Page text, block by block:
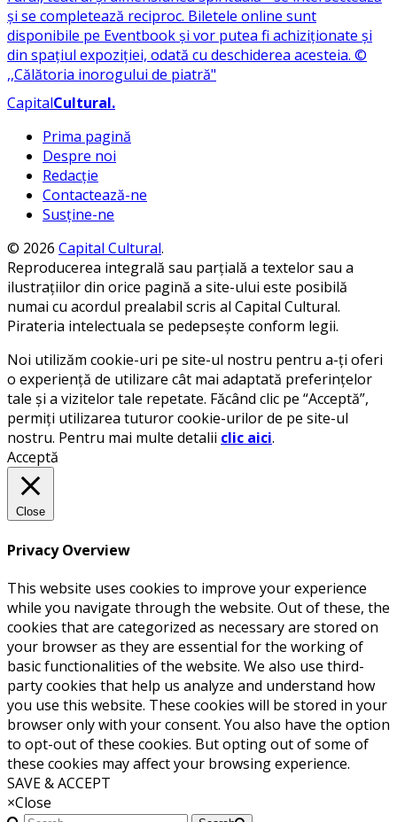
CapitalCultural.
Prima pagină
Despre noi
Redacție
Contactează-ne
Susține-ne
© 2026 Capital Cultural.
Reproducerea integrală sau parțială a textelor sau a
ilustrațiilor din orice pagină a site-ului este posibilă
numai cu acordul prealabil scris al Capital Cultural.
Pirateria intelectuala se pedepsește conform legii.
Noi utilizăm cookie-uri pe site-ul nostru pentru a-ți oferi
o experiență de utilizare cât mai adaptată preferințelor
tale și a vizitelor tale repetate. Făcând clic pe “Acceptă”,
permiți utilizarea tuturor cookie-urilor de pe site-ul
nostru. Pentru mai multe detalii clic aici.
Acceptă
Close
Privacy Overview
This website uses cookies to improve your experience
while you navigate through the website. Out of these, the
cookies that are categorized as necessary are stored on
your browser as they are essential for the working of
basic functionalities of the website. We also use third-
party cookies that help us analyze and understand how
you use this website. These cookies will be stored in your
browser only with your consent. You also have the option
to opt-out of these cookies. But opting out of some of
these cookies may affect your browsing experience.
SAVE & ACCEPT
×Close